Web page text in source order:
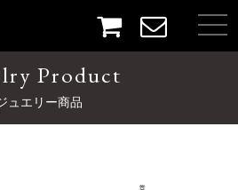
Product
ュエリー商品